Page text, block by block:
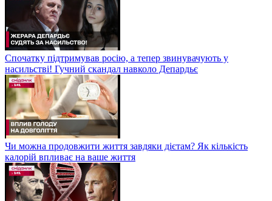
Спочатку підтримував росію, а тепер звинувачують у
насильстві! Гучний скандал навколо Депардьє
Чи можна продовжити життя завдяки дієтам? Як кількість
калорій впливає на ваше життя